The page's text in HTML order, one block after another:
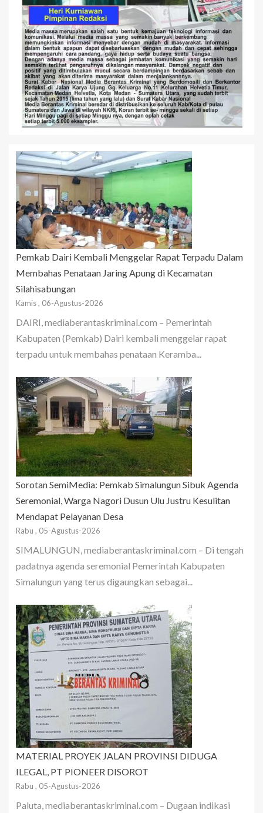
Pemkab Dairi Kembali Menggelar Rapat Terpadu Dalam
Membahas Penataan Jaring Apung di Kecamatan
Silahisabungan
Kamis , 06-Agustus-2026
DAIRI, mediaberantaskriminal.com – Pemerintah
Kabupaten (Pemkab) Dairi kembali menggelar rapat
terpadu untuk membahas penataan Keramba...
Sorotan SemiMedia: Pemkab Simalungun Sibuk Agenda
Seremonial, Warga Nagori Dusun Ulu Justru Kesulitan
Mendapat Pelayanan Desa
Rabu , 05-Agustus-2026
SIMALUNGUN, mediaberantaskriminal.com – Di tengah
padatnya agenda seremonial Pemerintah Kabupaten
Simalungun yang terus digaungkan sebagai...
MATERIAL PROYEK JALAN PROVINSI DIDUGA
ILEGAL, PT PIONEER DISOROT
Rabu , 05-Agustus-2026
Paluta, mediaberantaskriminal.com – Dugaan indikasi